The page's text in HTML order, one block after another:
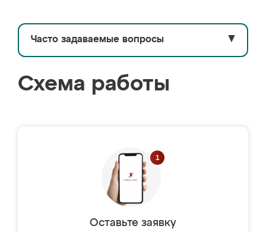
Часто задаваемые вопросы ▼
Схема работы
Оставьте заявку